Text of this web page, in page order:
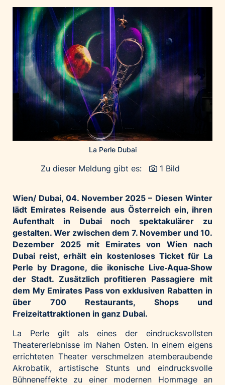
Home of Work
Huawei Consumer Business Group
IT:U
JP Immobilien
JYSK
Kroatische Zentrale für Tourismus
List Holding Gruppe
Marble House
Neuroth
öbv – Österreichischer Bundesverlag
Ökopharm
Palfinger AG
Polestar
REXEL Austria
Starbucks
Superbrands Austria
Tante Fanny
Vollpension
win2day
Wolt
woom bikes
La Perle Dubai
Zu dieser Meldung gibt es: 1 Bild
Wien/ Dubai, 04. November 2025 – Diesen Winter
lädt Emirates Reisende aus Österreich ein, ihren
Aufenthalt in Dubai noch spektakulärer zu
gestalten. Wer zwischen dem 7. November und 10.
Dezember 2025 mit Emirates von Wien nach
Dubai reist, erhält ein kostenloses Ticket für La
Perle by Dragone, die ikonische Live‑Aqua‑Show
der Stadt. Zusätzlich profitieren Passagiere mit
dem My Emirates Pass von exklusiven Rabatten in
über 700 Restaurants, Shops und
Freizeitattraktionen in ganz Dubai.
La Perle gilt als eines der eindrucksvollsten
Theatererlebnisse im Nahen Osten. In einem eigens
errichteten Theater verschmelzen atemberaubende
Akrobatik, artistische Stunts und eindrucksvolle
Bühneneffekte zu einer modernen Hommage an